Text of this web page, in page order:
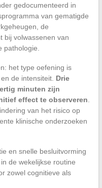
gedocumenteerd in
van gematigde
de
bij volwassenen van
pathologie.
het type oefening is
de intensiteit. Drie
minuten zijn
effect te observeren
van het risico op
klinische onderzoeken
en snelle besluitvorming
de wekelijkse routine
zowel cognitieve als